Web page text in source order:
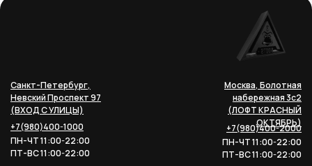
Санкт-Петербург,
Невский Проспект 97
(ВХОД С УЛИЦЫ)
+7(980)400-1000
ПН-ЧТ 11:00-22:00
ПТ-ВС 11:00-22:00
Москва, Болотная
набережная 3с2
(ЛОФТ КРАСНЫЙ
ОКТЯБРЬ)
+7(980)400-2000
ПН-ЧТ 11:00-22:00
ПТ-ВС 11:00-22:00